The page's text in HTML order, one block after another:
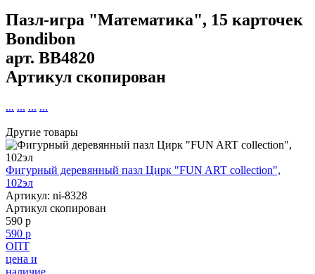
Пазл-игра "Математика", 15 карточек
Bondibon
арт. BB4820
Артикул скопирован
... ... ... ...
Другие товары
Фигурный деревянный пазл Цирк "FUN ART collection",
102эл
Артикул: ni-8328
Артикул скопирован
590 р
590 р
ОПТ
цена и
наличие